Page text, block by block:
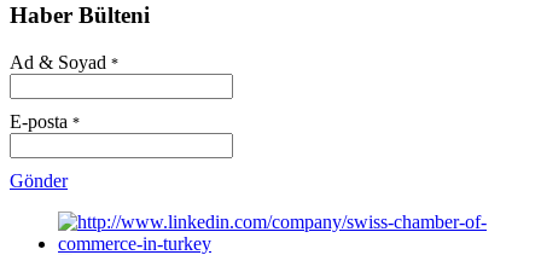
Haber Bülteni
Ad & Soyad *
E-posta *
Gönder